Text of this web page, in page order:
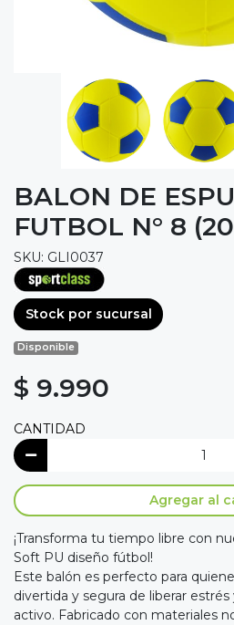
BALON DE
FUTBOL N° 8
SKU: GLI0037
Stock por sucursal
Disponible
$ 9.990
CANTIDAD
Agregar al
¡Transforma tu tiempo libre con
Soft PU diseño fútbol!
Este balón es perfecto para
divertida y segura de liberar
activo. Fabricado con materiales